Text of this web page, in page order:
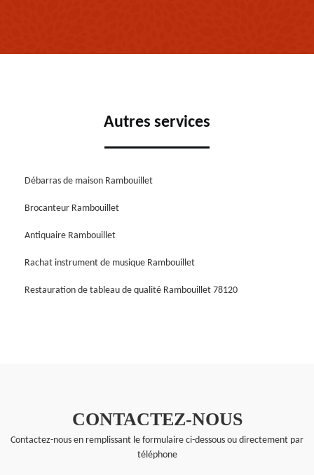
Autres services
Débarras de maison Rambouillet
Brocanteur Rambouillet
Antiquaire Rambouillet
Rachat instrument de musique Rambouillet
Restauration de tableau de qualité Rambouillet 78120
CONTACTEZ-NOUS
Contactez-nous en remplissant le formulaire ci-dessous ou directement par
téléphone